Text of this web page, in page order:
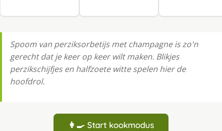
Spoom van perziksorbetijs met champagne is zo'n
gerecht dat je keer op keer wilt maken. Blikjes
perzikschijfjes en halfzoete witte spelen hier de
hoofdrol.
👩‍🍳 Start kookmodus